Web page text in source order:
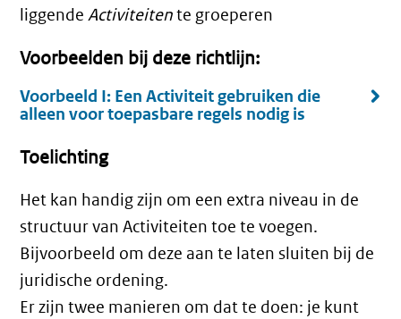
liggendeActiviteitente groeperen
Voorbeelden bij deze richtlijn:
Voorbeeld I: Een Activiteit gebruiken die
alleen voor toepasbare regels nodig is
Toelichting
Het kan handig zijn om een extra niveau in de
structuur van Activiteiten toe te voegen.
Bijvoorbeeld om deze aan te laten sluiten bij de
juridische ordening.
Er zijn twee manieren om dat te doen: je kunt